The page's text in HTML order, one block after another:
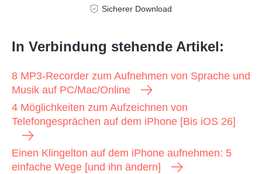
Sicherer Download
In Verbindung stehende Artikel:
8 MP3-Recorder zum Aufnehmen von Sprache und
Musik auf PC/Mac/Online
4 Möglichkeiten zum Aufzeichnen von
Telefongesprächen auf dem iPhone [Bis iOS 26]
Einen Klingelton auf dem iPhone aufnehmen: 5
einfache Wege [und ihn ändern]